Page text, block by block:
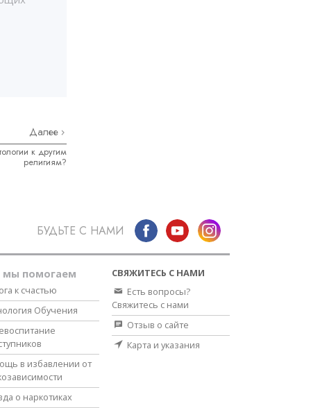
Далее
к другим
религиям?
БУДЬТЕ С НАМИ
мы помогаем
к счастью
Обучения
в избавлении от
о наркотиках
СВЯЖИТЕСЬ С НАМИ
Есть вопросы?
Свяжитесь с нами
Отзыв о сайте
Карта и указания